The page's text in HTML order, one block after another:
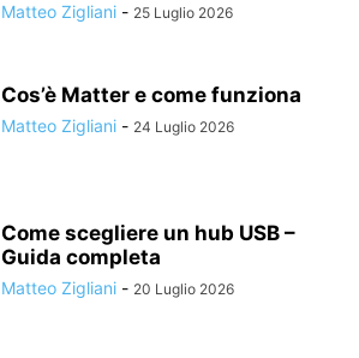
Matteo Zigliani - 25 Luglio 2026
Cos’è Matter e come funziona
Matteo Zigliani - 24 Luglio 2026
Come scegliere un hub USB –
Guida completa
Matteo Zigliani - 20 Luglio 2026